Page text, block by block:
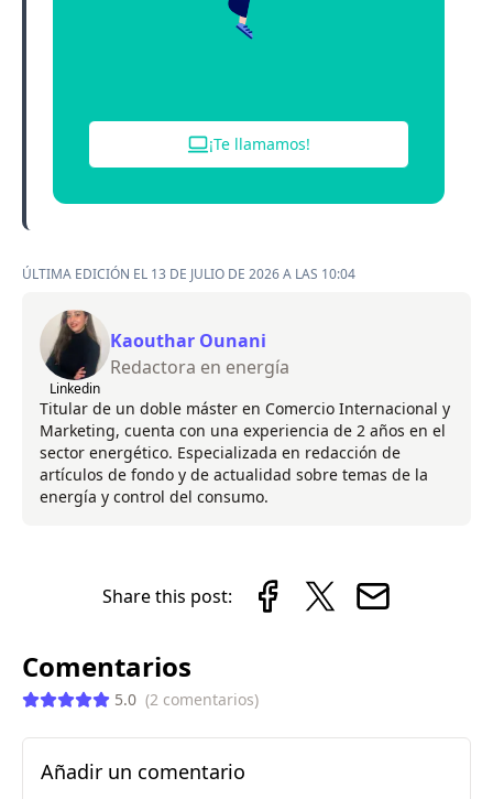
¡Te llamamos!
ÚLTIMA EDICIÓN EL 13 DE JULIO DE 2026 A LAS 10:04
Linkedin
Kaouthar Ounani
Redactora en energía
Titular de un doble máster en Comercio Internacional y
Marketing, cuenta con una experiencia de 2 años en el
sector energético. Especializada en redacción de
artículos de fondo y de actualidad sobre temas de la
energía y control del consumo.
Share this post:
Comentarios
5.0 (2 comentarios)
Añadir un comentario